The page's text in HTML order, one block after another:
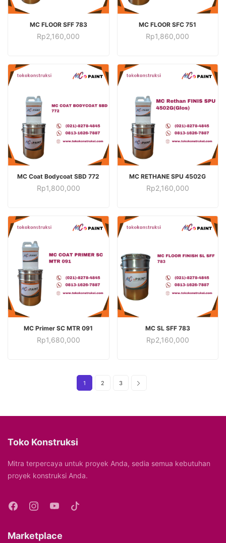
TAMBAH KE KERANJANG
MC FLOOR SFF 783
Rp2,160,000
TAMBAH KE KERANJANG
MC FLOOR SFC 751
Rp1,860,000
TAMBAH KE KERANJANG
MC Coat Bodycoat SBD 772
Rp1,800,000
TAMBAH KE KERANJANG
MC RETHANE SPU 4502G
Rp2,160,000
TAMBAH KE KERANJANG
MC Primer SC MTR 091
Rp1,680,000
TAMBAH KE KERANJANG
MC SL SFF 783
Rp2,160,000
1 2 3
Toko Konstruksi
Mitra terpercaya untuk proyek Anda, sedia semua kebutuhan
proyek konstruksi Anda.
Marketplace